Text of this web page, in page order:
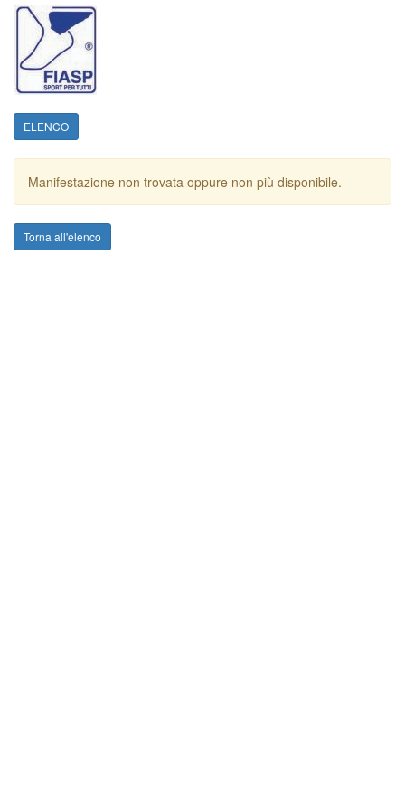
ELENCO
Manifestazione non trovata oppure non più disponibile.
Torna all'elenco